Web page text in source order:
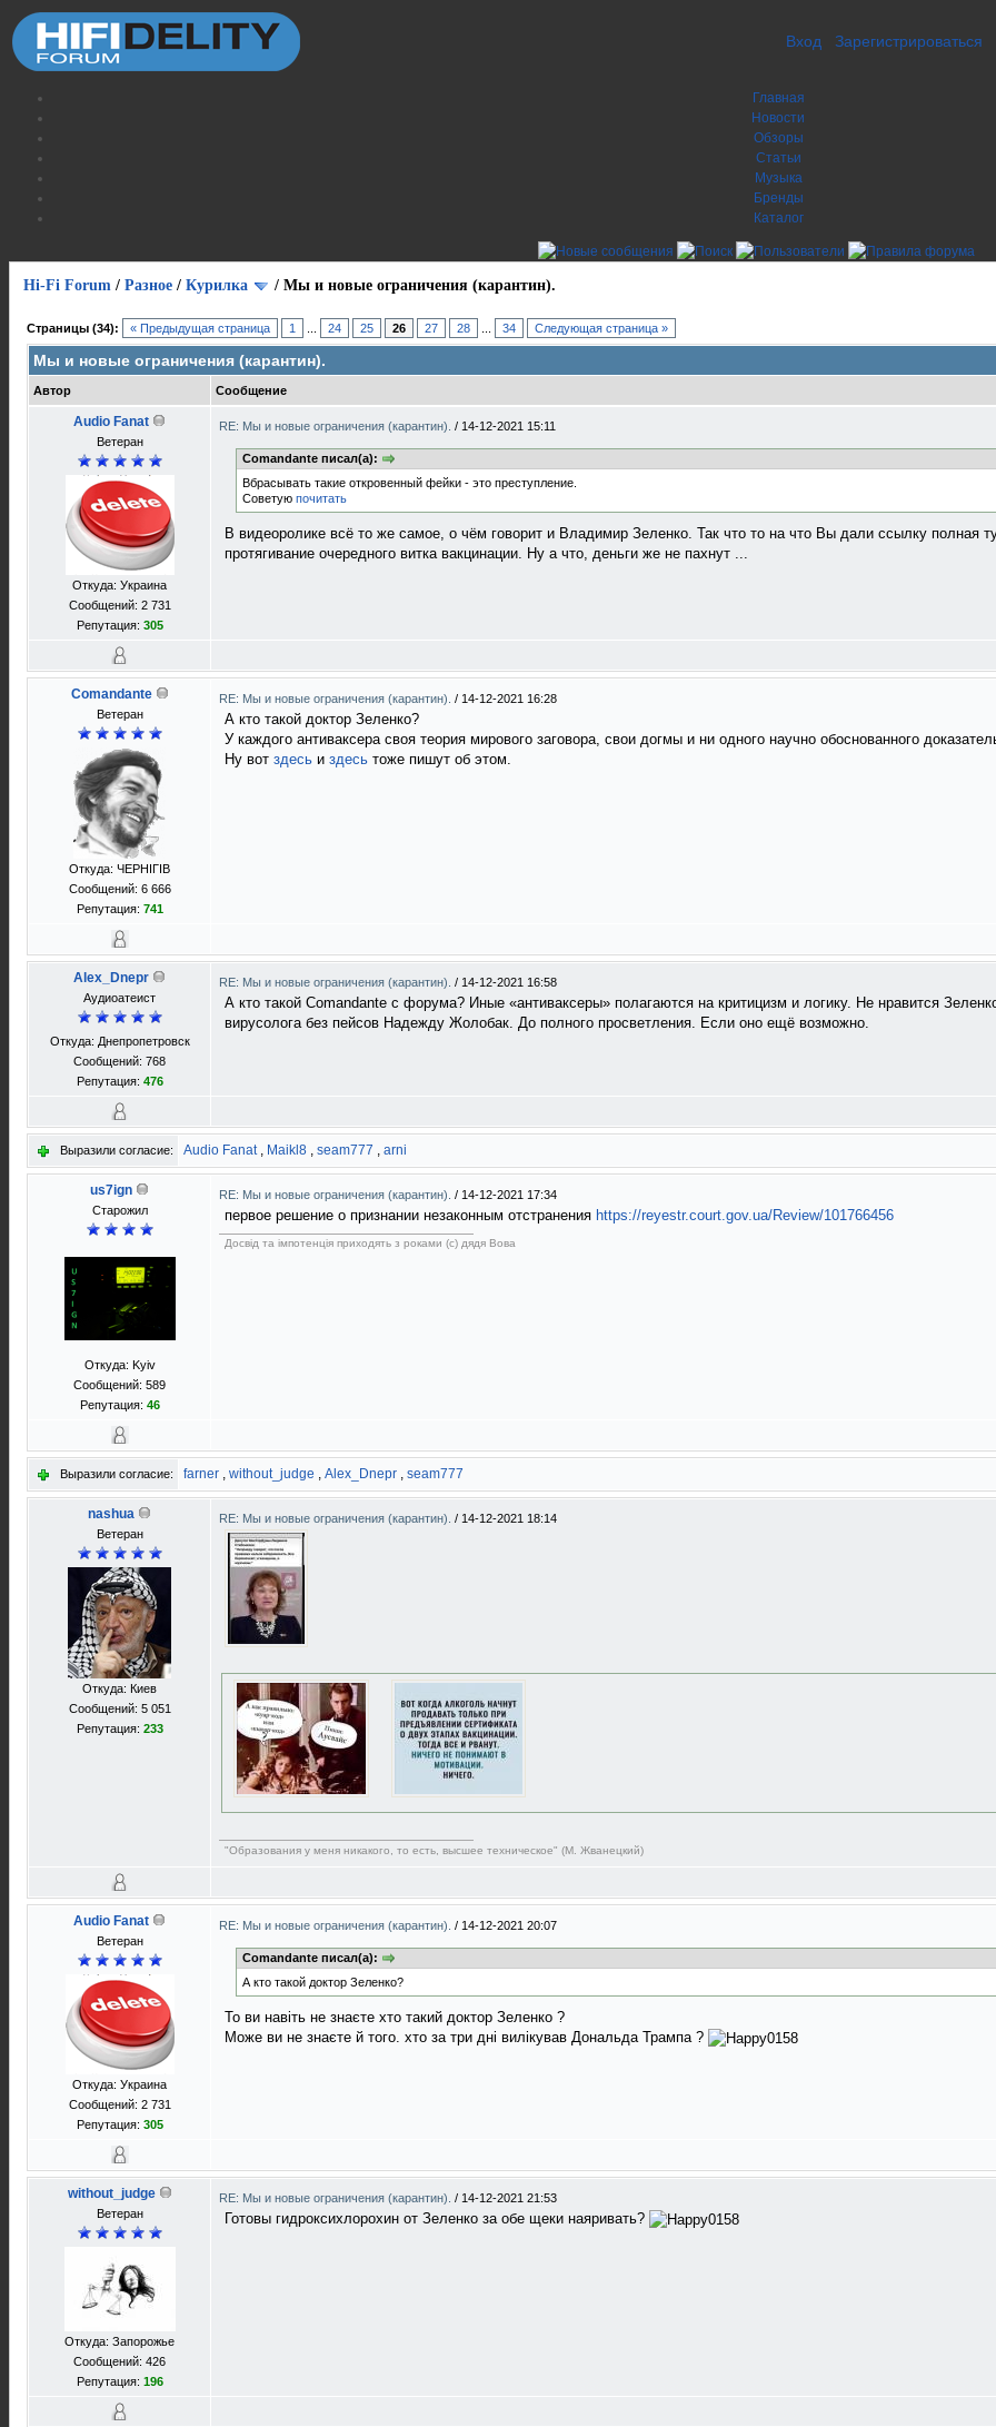
Вход Зарегистрироваться
Главная
Новости
Обзоры
Статьи
Музыка
Бренды
Каталог
Hi-Fi Forum / Разное / Курилка / Мы и новые ограничения (карантин).
Страницы (34): « Предыдущая страница 1 24 25 26 27 28 34 Следующая страница »
Мы и новые ограничения (карантин).
Автор Сообщение
Audio Fanat
Ветеран
Откуда: Украина
Сообщений: 2 731
Репутация: 305
RE: Мы и новые ограничения (карантин). / 14-12-2021 15:11
Comandante писал(а):
Вбрасывать такие откровенный фейки - это преступление.
Советую почитать
В видеоролике всё то же самое, о чём говорит и Владимир Зеленко. Так что то на что Вы дали ссылку полная
протягивание очередного витка вакцинации. Ну а что, деньги же не пахнут ...
Comandante
Ветеран
Откуда: ЧЕРНIГIВ
Сообщений: 6 666
Репутация: 741
RE: Мы и новые ограничения (карантин). / 14-12-2021 16:28
А кто такой доктор Зеленко?
У каждого антиваксера своя теория мирового заговора, свои догмы и ни одного научно обоснованного
Ну вот здесь и здесь тоже пишут об этом.
Alex_Dnepr
Aудиоатеист
Откуда: Днепропетровск
Сообщений: 768
Репутация: 476
RE: Мы и новые ограничения (карантин). / 14-12-2021 16:58
А кто такой Comandante с форума? Иные «антиваксеры» полагаются на критицизм и логику. Не нравится
вирусолога без пейсов Надежду Жолобак. До полного просветления. Если оно ещё возможно.
Выразили согласие: Audio Fanat, Maikl8 , seam777 , arni
us7ign
Старожил
Откуда: Kyiv
Сообщений: 589
Репутация: 46
RE: Мы и новые ограничения (карантин). / 14-12-2021 17:34
первое решение о признании незаконным отстранения https://reyestr.court.gov.ua/Review/101766456
Досвід та імпотенція приходять з роками (с) дядя Вова
Выразили согласие: farner , without_judge , Alex_Dnepr , seam777
nashua
Ветеран
Откуда: Киев
Сообщений: 5 051
Репутация: 233
RE: Мы и новые ограничения (карантин). / 14-12-2021 18:14
"Образования у меня никакого, то есть, высшее техническое" (М. Жванецкий)
Audio Fanat
Ветеран
Откуда: Украина
Сообщений: 2 731
Репутация: 305
RE: Мы и новые ограничения (карантин). / 14-12-2021 20:07
Comandante писал(а):
А кто такой доктор Зеленко?
То ви навіть не знаєте хто такий доктор Зеленко ?
Може ви не знаєте й того. хто за три дні вилікував Дональда Трампа ?
without_judge
Ветеран
Откуда: Запорожье
Сообщений: 426
Репутация: 196
RE: Мы и новые ограничения (карантин). / 14-12-2021 21:53
Готовы гидроксихлорохин от Зеленко за обе щеки наяривать?